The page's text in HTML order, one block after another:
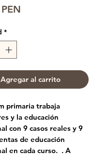
*
Agregar al carrito
primaria trabaja
y la educación
con 9 casos reales y 9
de educación
en cada curso. . A